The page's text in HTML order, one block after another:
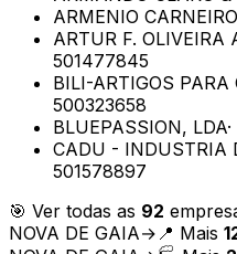
ARMENIO
ARTUR F. OLIVEIRA
501477845
BILI-ARTIGOS PARA
500323658
BLUEPASSION, LDA
CADU - INDUSTRIA
501578897
🎯 Ver todas as 92
NOVA DE GAIA→ 📍 Mais